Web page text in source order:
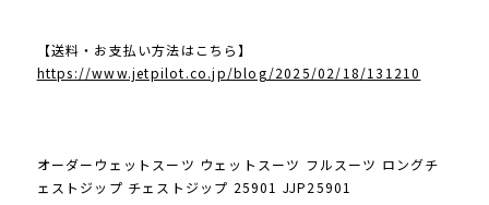
【送料・お支払い方法はこちら】
https://www.jetpilot.co.jp/blog/2025/02/18/131210
オーダーウェットスーツ ウェットスーツ フルスーツ ロングチ
ェストジップ チェストジップ 25901 JJP25901